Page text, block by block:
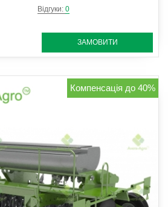
Відгуки: 0
ЗАМОВИТИ
Компенсація до 40%